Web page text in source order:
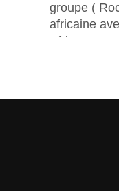
groupe (
africaine
Afrique, on...